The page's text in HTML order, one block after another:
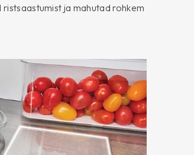
ja mahutad rohkem